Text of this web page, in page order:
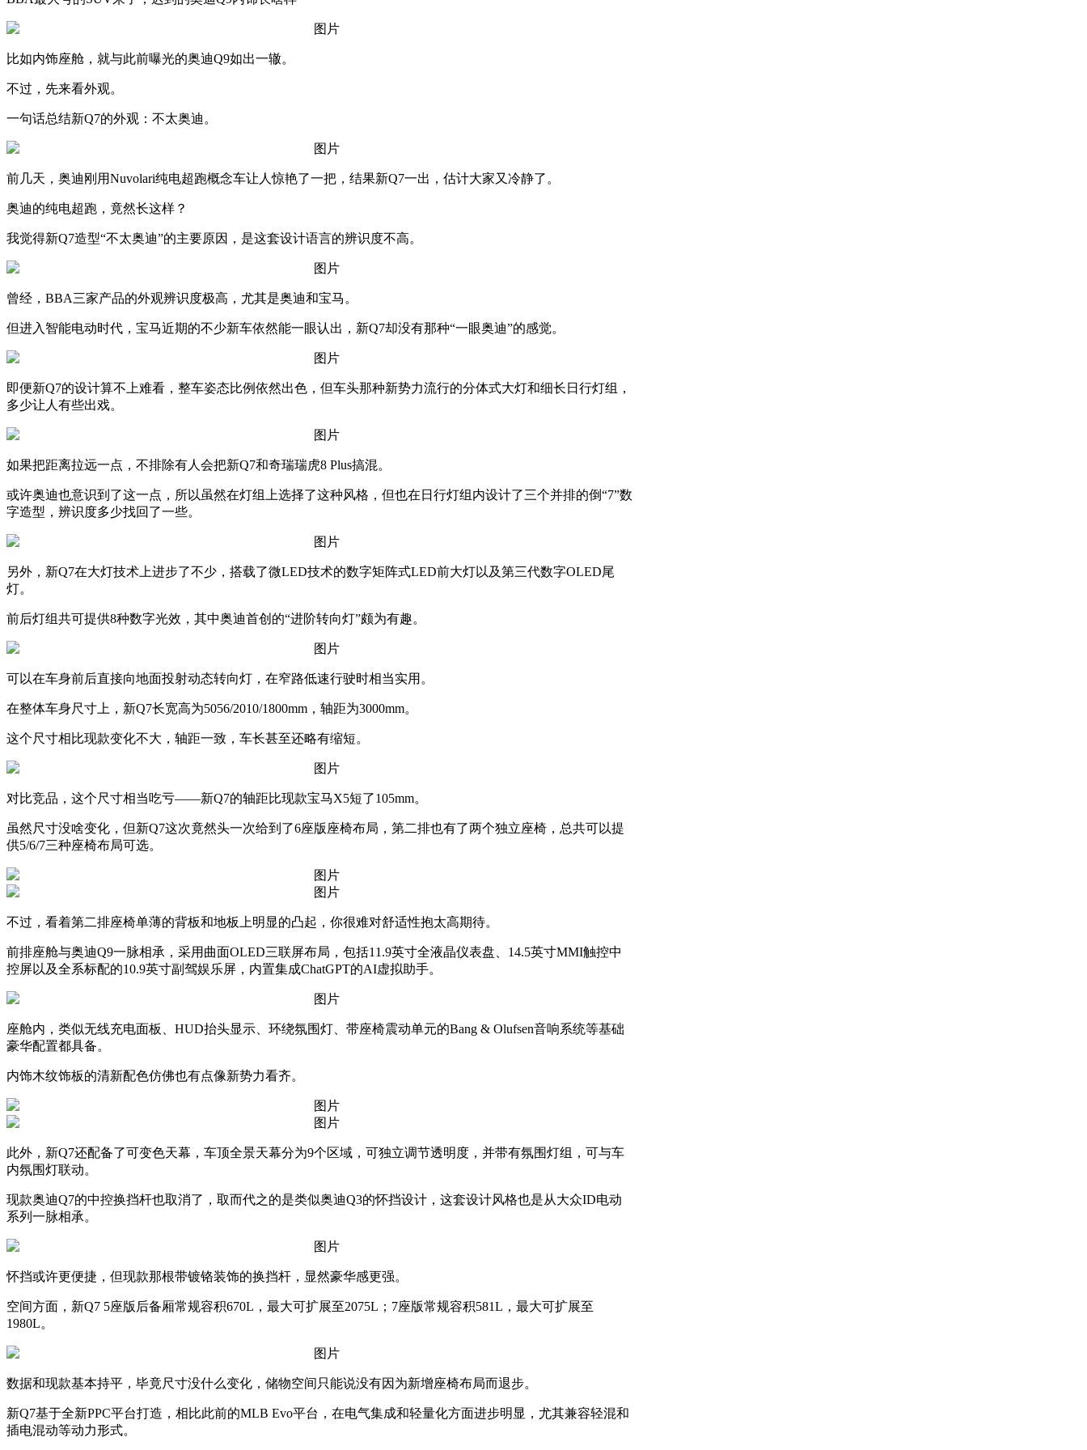
比如内饰座舱，就与此前曝光的奥迪Q9如出一辙。
不过，先来看外观。
一句话总结新Q7的外观：不太奥迪。
前几天，奥迪刚用Nuvolari纯电超跑概念车让人惊艳了一把，结果新Q7一出，估计大家又冷静了。
奥迪的纯电超跑，竟然长这样？
我觉得新Q7造型“不太奥迪”的主要原因，是这套设计语言的辨识度不高。
曾经，BBA三家产品的外观辨识度极高，尤其是奥迪和宝马。
但进入智能电动时代，宝马近期的不少新车依然能一眼认出，新Q7却没有那种“一眼奥迪”的感觉。
即便新Q7的设计算不上难看，整车姿态比例依然出色，但车头那种新势力流行的分体式大灯和细长日行灯组，
多少让人有些出戏。
如果把距离拉远一点，不排除有人会把新Q7和奇瑞瑞虎8 Plus搞混。
或许奥迪也意识到了这一点，所以虽然在灯组上选择了这种风格，但也在日行灯组内设计了三个并排的倒“7”数
字造型，辨识度多少找回了一些。
另外，新Q7在大灯技术上进步了不少，搭载了微LED技术的数字矩阵式LED前大灯以及第三代数字OLED尾
灯。
前后灯组共可提供8种数字光效，其中奥迪首创的“进阶转向灯”颇为有趣。
可以在车身前后直接向地面投射动态转向灯，在窄路低速行驶时相当实用。
在整体车身尺寸上，新Q7长宽高为5056/2010/1800mm，轴距为3000mm。
这个尺寸相比现款变化不大，轴距一致，车长甚至还略有缩短。
对比竞品，这个尺寸相当吃亏——新Q7的轴距比现款宝马X5短了105mm。
虽然尺寸没啥变化，但新Q7这次竟然头一次给到了6座版座椅布局，第二排也有了两个独立座椅，总共可以提
供5/6/7三种座椅布局可选。
不过，看着第二排座椅单薄的背板和地板上明显的凸起，你很难对舒适性抱太高期待。
前排座舱与奥迪Q9一脉相承，采用曲面OLED三联屏布局，包括11.9英寸全液晶仪表盘、14.5英寸MMI触控中
控屏以及全系标配的10.9英寸副驾娱乐屏，内置集成ChatGPT的AI虚拟助手。
座舱内，类似无线充电面板、HUD抬头显示、环绕氛围灯、带座椅震动单元的Bang & Olufsen音响系统等基础
豪华配置都具备。
内饰木纹饰板的清新配色仿佛也有点像新势力看齐。
此外，新Q7还配备了可变色天幕，车顶全景天幕分为9个区域，可独立调节透明度，并带有氛围灯组，可与车
内氛围灯联动。
现款奥迪Q7的中控换挡杆也取消了，取而代之的是类似奥迪Q3的怀挡设计，这套设计风格也是从大众ID电动
系列一脉相承。
怀挡或许更便捷，但现款那根带镀铬装饰的换挡杆，显然豪华感更强。
空间方面，新Q7 5座版后备厢常规容积670L，最大可扩展至2075L；7座版常规容积581L，最大可扩展至
1980L。
数据和现款基本持平，毕竟尺寸没什么变化，储物空间只能说没有因为新增座椅布局而退步。
新Q7基于全新PPC平台打造，相比此前的MLB Evo平台，在电气集成和轻量化方面进步明显，尤其兼容轻混和
插电混动等动力形式。